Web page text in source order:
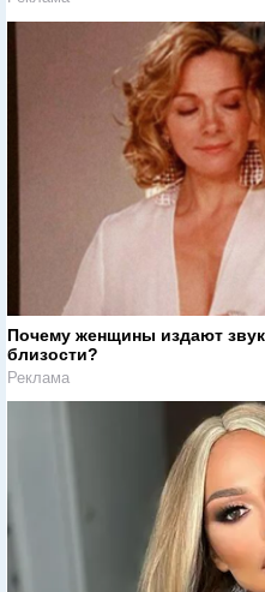
Почему женщины издают
близости?
Реклама